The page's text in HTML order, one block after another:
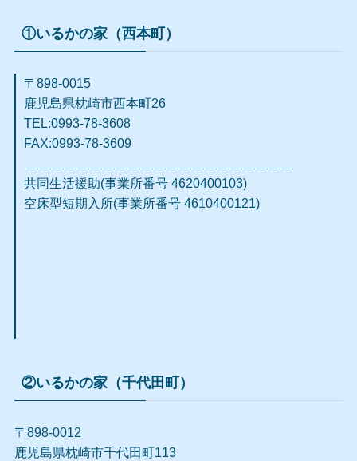
①いるかの家（西本町）
〒898-0015
鹿児島県枕崎市西本町26
TEL:0993-78-3608
FAX:0993-78-3609​
共同生活援助(事業所番号 4620400103)
空床型短期入所(事業所番号 4610400121)
②いるかの家（千代田町）
〒898-0012
鹿児島県枕崎市千代田町113